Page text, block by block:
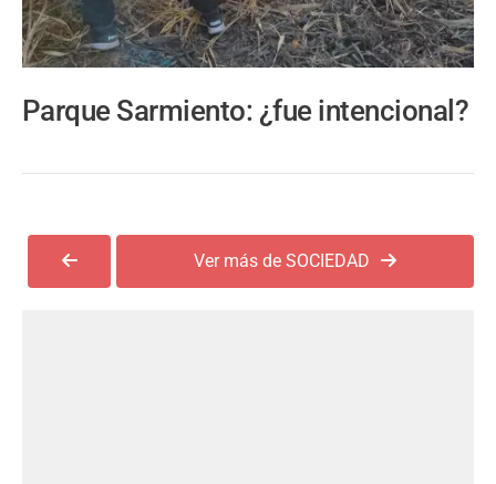
Parque Sarmiento: ¿fue intencional?
Ver más de SOCIEDAD